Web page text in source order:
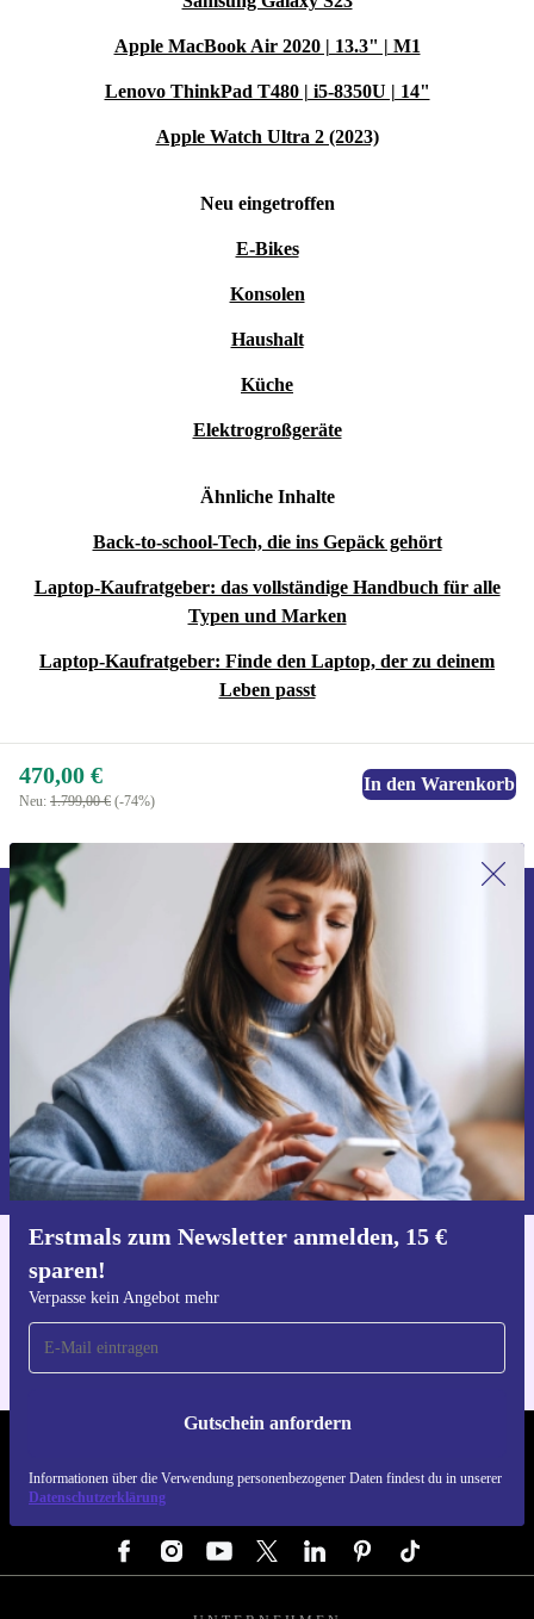
Apple MacBook Air 2020 | 13.3" | M1
Lenovo ThinkPad T480 | i5-8350U | 14"
Apple Watch Ultra 2 (2023)
Neu eingetroffen
E-Bikes
Konsolen
Haushalt
Küche
Elektrogroßgeräte
Ähnliche Inhalte
Back-to-school-Tech, die ins Gepäck gehört
Laptop-Kaufratgeber: das vollständige Handbuch für alle
Typen und Marken
Laptop-Kaufratgeber: Finde den Laptop, der zu deinem
Leben passt
470,00 €
Neu: 1.799,00 € (-74%)
In den Warenkorb
Erstmals zum Newsletter anmelden, 15 €
sparen!
Verpasse kein Angebot mehr
Gutschein anfordern
Informationen über die Verwendung personenbezogener Daten findest du in unserer
Datenschutzerklärung
Erstmals zum Newsletter anmelden,
15 € sparen!
Verpasse kein Angebot mehr.
Gutschein anfordern
Informationen über die Verwendung personenbezogener Daten findest
du in unsererDatenschutzerklärung.
Für iOS und Android